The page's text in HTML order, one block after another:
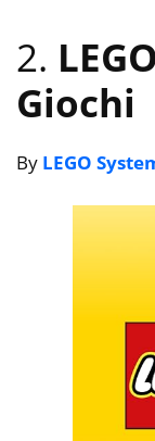
2.
Giochi
By LEGO